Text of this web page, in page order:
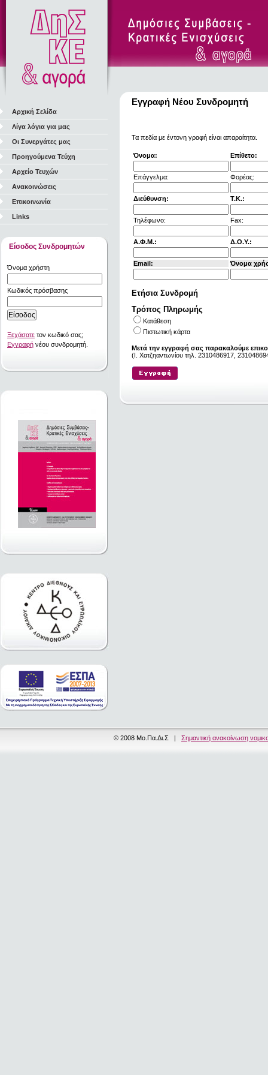
Αρχική Σελίδα
Λίγα λόγια για μας
Οι Συνεργάτες μας
Προηγούμενα Τεύχη
Αρχείο Τευχών
Ανακοινώσεις
Επικοινωνία
Links
Είσοδος Συνδρομητών
Όνομα χρήστη
Κωδικός πρόσβασης
Ξεχάσατε τον κωδικό σας;
Εγγραφή νέου συνδρομητή.
Εγγραφή Νέου Συνδρομητή
Τα πεδία με έντονη γραφή είναι απαραίτητα.
Όνομα: Επίθετο:
Επάγγελμα: Φορέας:
Διεύθυνση: Τ.Κ.:
Τηλέφωνο: Fax:
Α.Φ.Μ.: Δ.Ο.Υ.:
Email: Όνομα
Ετήσια Συνδρομή
Τρόπος Πληρωμής
Κατάθεση
Πιστωτική κάρτα
Μετά την εγγραφή σας παρακαλούμε
(I. Χατζηαντωνίου τηλ. 2310486917,
© 2008 Μο.Πα.Δι.Σ | Σημαντική ανακοίνωση